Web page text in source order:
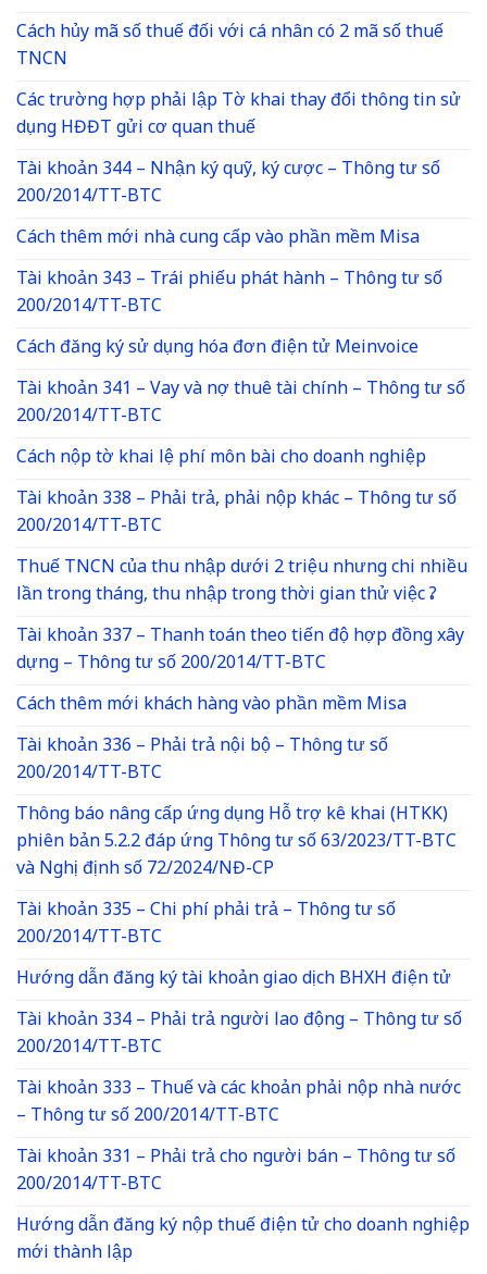
Cách hủy mã số thuế đối với cá nhân có 2 mã số thuế
TNCN
Các trường hợp phải lập Tờ khai thay đổi thông tin sử
dụng HĐĐT gửi cơ quan thuế
Tài khoản 344 – Nhận ký quỹ, ký cược – Thông tư số
200/2014/TT-BTC
Cách thêm mới nhà cung cấp vào phần mềm Misa
Tài khoản 343 – Trái phiếu phát hành – Thông tư số
200/2014/TT-BTC
Cách đăng ký sử dụng hóa đơn điện tử Meinvoice
Tài khoản 341 – Vay và nợ thuê tài chính – Thông tư số
200/2014/TT-BTC
Cách nộp tờ khai lệ phí môn bài cho doanh nghiệp
Tài khoản 338 – Phải trả, phải nộp khác – Thông tư số
200/2014/TT-BTC
Thuế TNCN của thu nhập dưới 2 triệu nhưng chi nhiều
lần trong tháng, thu nhập trong thời gian thử việc ?
Tài khoản 337 – Thanh toán theo tiến độ hợp đồng xây
dựng – Thông tư số 200/2014/TT-BTC
Cách thêm mới khách hàng vào phần mềm Misa
Tài khoản 336 – Phải trả nội bộ – Thông tư số
200/2014/TT-BTC
Thông báo nâng cấp ứng dụng Hỗ trợ kê khai (HTKK)
phiên bản 5.2.2 đáp ứng Thông tư số 63/2023/TT-BTC
và Nghị định số 72/2024/NĐ-CP
Tài khoản 335 – Chi phí phải trả – Thông tư số
200/2014/TT-BTC
Hướng dẫn đăng ký tài khoản giao dịch BHXH điện tử
Tài khoản 334 – Phải trả người lao động – Thông tư số
200/2014/TT-BTC
Tài khoản 333 – Thuế và các khoản phải nộp nhà nước
– Thông tư số 200/2014/TT-BTC
Tài khoản 331 – Phải trả cho người bán – Thông tư số
200/2014/TT-BTC
Hướng dẫn đăng ký nộp thuế điện tử cho doanh nghiệp
mới thành lập